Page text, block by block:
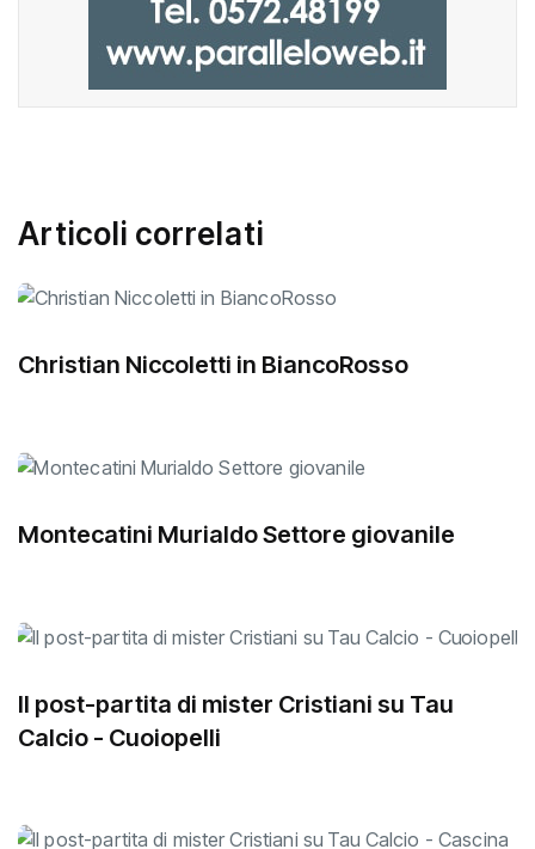
Articoli correlati
Christian Niccoletti in BiancoRosso
Montecatini Murialdo Settore giovanile
Il post-partita di mister Cristiani su Tau
Calcio - Cuoiopelli